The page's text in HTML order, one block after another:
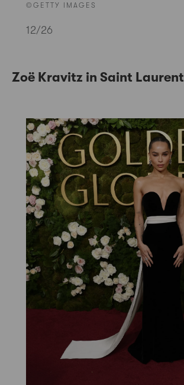
©GETTY IMAGES
12/26
Zoë Kravitz in Saint Laurent